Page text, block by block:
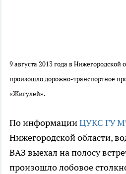
9 августа 2013 года в Нижегородской
произошло дорожно-транспортное
«Жигулей».
По информацииЦУКС ГУ
Нижегородской области,
ВАЗ выехал на полосу
произошло лобовое